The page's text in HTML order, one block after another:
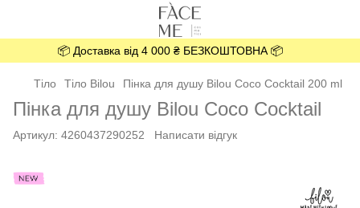
📦 Доставка від 4 000 ₴ БЕЗКОШТОВНА 📦
Тіло Тіло Bilou Пінка для душу Bilou Coco Cocktail 200 ml
Пінка для душу Bilou Coco Cocktail
Артикул: 4260437290252 Написати відгук